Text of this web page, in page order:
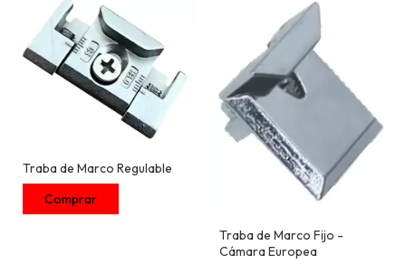
Traba de Marco Regulable
Traba de Marco Fijo -
Cámara Europea